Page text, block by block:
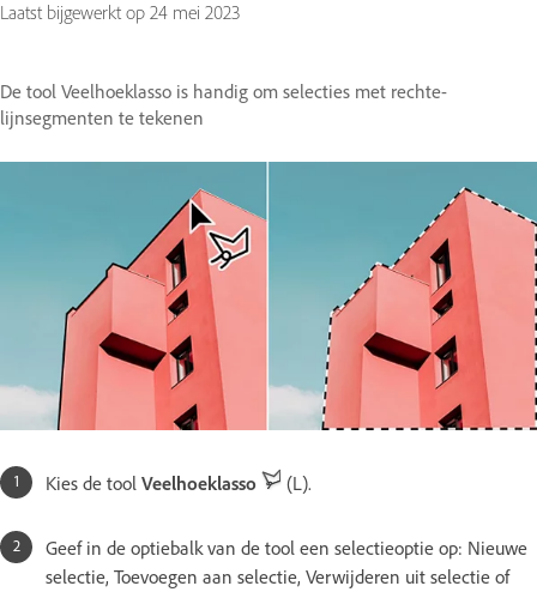
Laatst bijgewerkt op 24 mei 2023
De tool Veelhoeklasso is handig om selecties met rechte-
lijnsegmenten te tekenen
Kies de tool Veelhoeklasso (L).
Geef in de optiebalk van de tool een selectieoptie op: Nieuwe
selectie, Toevoegen aan selectie, Verwijderen uit selectie of